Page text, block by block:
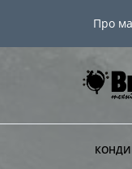
Про